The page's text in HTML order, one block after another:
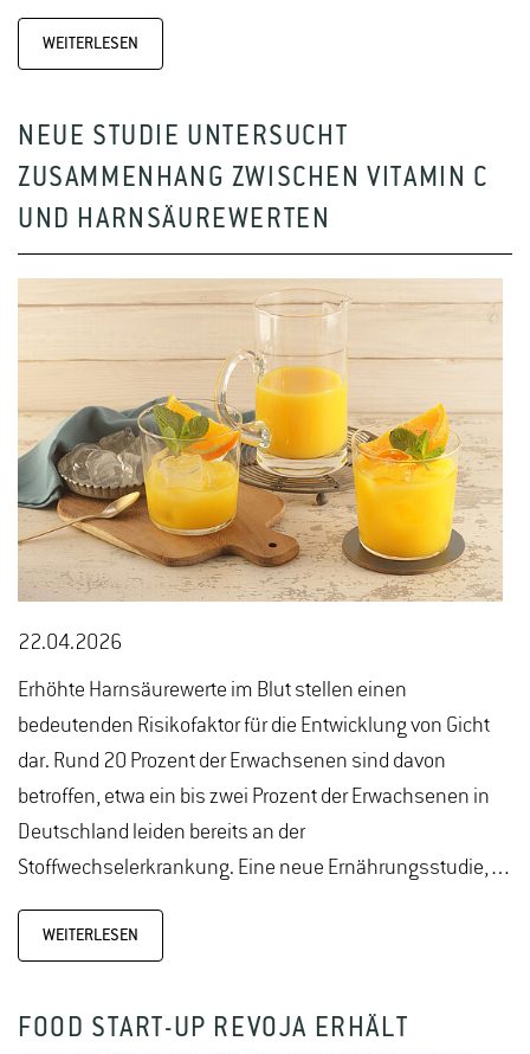
WEITERLESEN
NEUE STUDIE UNTERSUCHT
ZUSAMMENHANG ZWISCHEN VITAMIN C
UND HARNSÄUREWERTEN
22.04.2026
Erhöhte Harnsäurewerte im Blut stellen einen
bedeutenden Risikofaktor für die Entwicklung von Gicht
dar. Rund 20 Prozent der Erwachsenen sind davon
betroffen, etwa ein bis zwei Prozent der Erwachsenen in
Deutschland leiden bereits an der
Stoffwechselerkrankung. Eine neue Ernährungsstudie,…
WEITERLESEN
FOOD START-UP REVOJA ERHÄLT